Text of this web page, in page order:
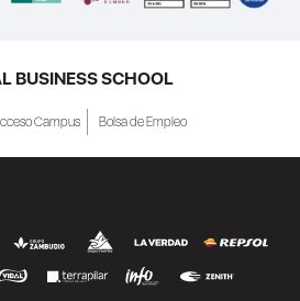
BUSINESS SCHOOL
Campus Bolsa de Empleo